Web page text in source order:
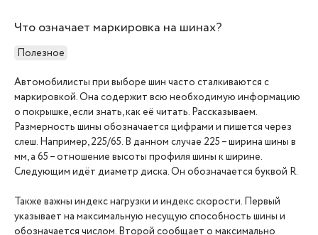
Что означает маркировка на шинах?
Полезное
Автомобилисты при выборе шин часто сталкиваются с
маркировкой. Она содержит всю необходимую информацию
о покрышке, если знать, как её читать. Рассказываем.
Размерность шины обозначается цифрами и пишется через
слеш. Например, 225/65. В данном случае 225 – ширина шины в
мм, а 65 – отношение высоты профиля шины к ширине.
Следующим идёт диаметр диска. Он обозначается буквой R.
Также важны индекс нагрузки и индекс скорости. Первый
указывает на максимальную несущую способность шины и
обозначается числом. Второй сообщает о максимально